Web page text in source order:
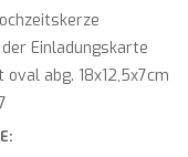
Einladungskarte
oval abg. 18x12,5x7cm